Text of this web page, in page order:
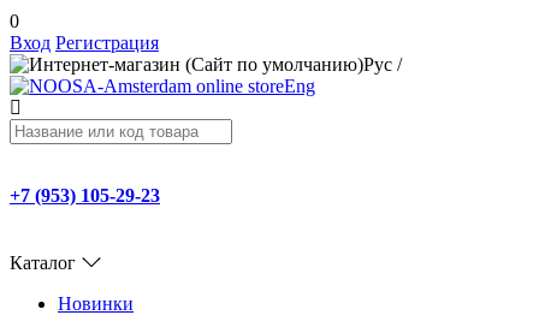
0
Вход Регистрация
Рус /
Eng
+7 (953) 105-29-23
Каталог
Новинки